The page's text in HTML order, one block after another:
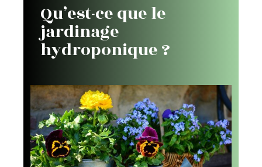
Qu’est-ce que le
jardinage
hydroponique ?